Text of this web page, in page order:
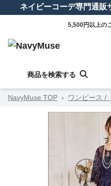
ネイビーコーデ専門通
5,500円以上の
商品を検索する
NavyMuse TOP › ワンピース /